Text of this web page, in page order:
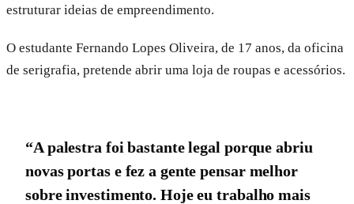
estruturar ideias de empreendimento.
O estudante Fernando Lopes Oliveira, de 17 anos, da oficina
de serigrafia, pretende abrir uma loja de roupas e acessórios.
“A palestra foi bastante legal porque abriu
novas portas e fez a gente pensar melhor
sobre investimento. Hoje eu trabalho mais